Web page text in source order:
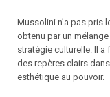
Mussolini n’a pas pris
obtenu par un
stratégie culturelle. Il
des repères clairs
esthétique au pouvoir.